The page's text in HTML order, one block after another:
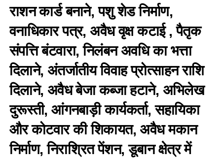
राशन कार्ड बनाने, पशु शेड निर्माण,
वनाधिकार पत्र, अवैध वृक्ष कटाई , पैतृक
संपत्ति बंटवारा, निलंबन अवधि का भत्ता
दिलाने, अंतर्जातीय विवाह प्रोत्साहन राशि
दिलाने, अवैध बेजा कब्जा हटाने, अभिलेख
दुरूस्ती, आंगनबाड़ी कार्यकर्ता, सहायिका
और कोटवार की शिकायत, अवैध मकान
निर्माण, निराश्रित पेंशन, डूबान क्षेत्र में